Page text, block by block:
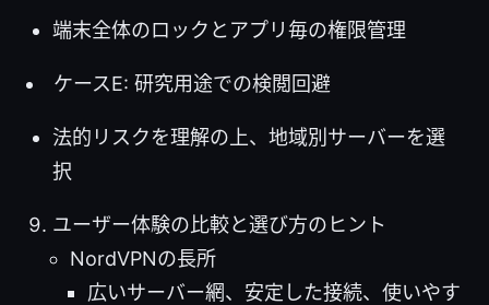
端末全体のロックとアプリ毎の権限管理
ケースE: 研究用途での検閲回避
法的リスクを理解の上、地域別サーバーを選
択
ユーザー体験の比較と選び方のヒント
NordVPNの長所
広いサーバー網、安定した接続、使いやす